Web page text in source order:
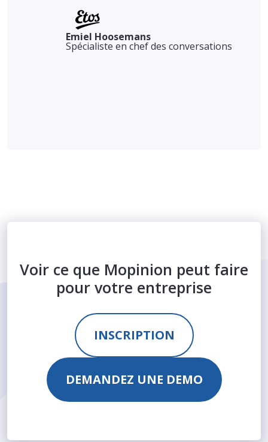
Emiel Hoosemans
Spécialiste en chef des conversations
Voir ce que Mopinion peut faire
pour votre entreprise
INSCRIPTION
DEMANDEZ UNE DEMO